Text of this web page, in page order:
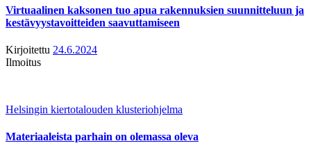
Virtuaalinen kaksonen tuo apua rakennuksien suunnitteluun ja
kestävyystavoitteiden saavuttamiseen
Kirjoitettu 24.6.2024
Ilmoitus
Helsingin kiertotalouden klusteriohjelma
Materiaaleista parhain on olemassa oleva